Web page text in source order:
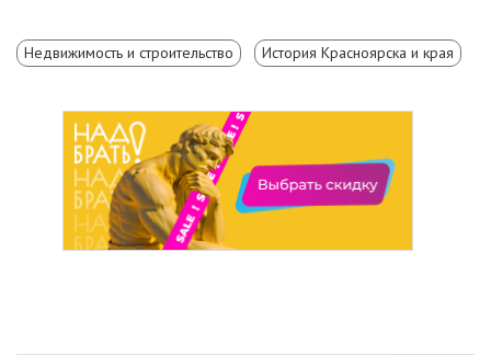
Недвижимость и строительство История Красноярска и края